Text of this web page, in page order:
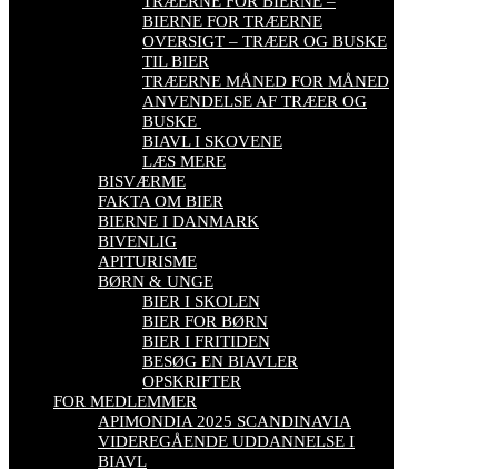
BIERNE FOR TRÆERNE
OVERSIGT – TRÆER OG BUSKE
TIL BIER
TRÆERNE MÅNED FOR MÅNED
ANVENDELSE AF TRÆER OG
BUSKE
BIAVL I SKOVENE
LÆS MERE
BISVÆRME
FAKTA OM BIER
BIERNE I DANMARK
BIVENLIG
APITURISME
BØRN & UNGE
BIER I SKOLEN
BIER FOR BØRN
BIER I FRITIDEN
BESØG EN BIAVLER
OPSKRIFTER
FOR MEDLEMMER
APIMONDIA 2025 SCANDINAVIA
VIDEREGÅENDE UDDANNELSE I
BIAVL